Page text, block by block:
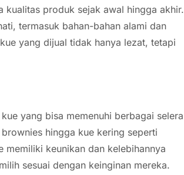
kualitas produk sejak awal hingga akhir.
termasuk bahan-bahan alami dan
yang dijual tidak hanya lezat, tetapi
yang bisa memenuhi berbagai selera
hingga kue kering seperti
memiliki keunikan dan kelebihannya
sesuai dengan keinginan mereka.